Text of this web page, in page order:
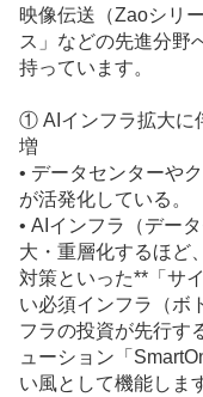
映像伝送（Zaoシリ
ス」などの先進分野
持っています。
① AI インフラ拡大に
増
• データセンターや
が活発化している。
• AIインフラ（デー
大・重層化するほど
対策といった**「サ
い必須インフラ（ボ
フラの投資が先行す
ューション「
い風として機能しま